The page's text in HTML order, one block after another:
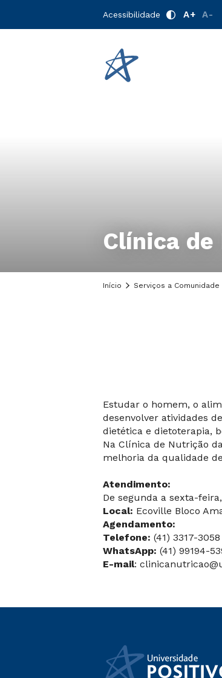
Acessibilidade A+ A-
Clínica
Início Serviços a Comunidade
Estudar o homem, o
desenvolver atividades
dietética e dietoterapia,
Na Clínica de Nutrição
melhoria da qualidade
Atendimento:
De segunda a sexta-
Local: Ecoville Bloco
Agendamento:
Telefone: (41) 3317-3058
WhatsApp: (41) 99194-
E-mail: